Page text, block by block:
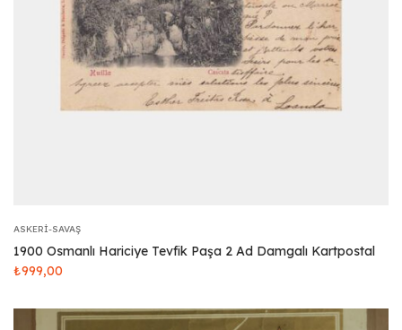
ASKERI-SAVAŞ
1900 Osmanlı Hariciye Tevfik Paşa 2 Ad Damgalı Kartpostal
₺999,00